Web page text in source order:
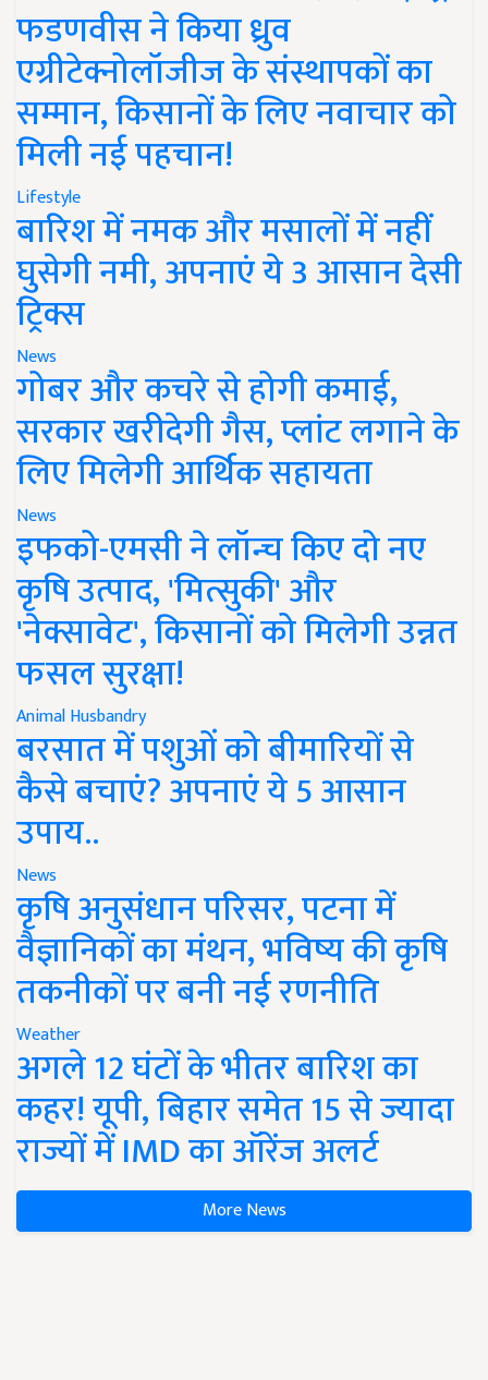
फडणवीस ने किया ध्रुव
एग्रीटेक्नोलॉजीज के संस्थापकों का
सम्मान, किसानों के लिए नवाचार को
मिली नई पहचान!
Lifestyle
बारिश में नमक और मसालों में नहीं
घुसेगी नमी, अपनाएं ये 3 आसान देसी
ट्रिक्स
News
गोबर और कचरे से होगी कमाई,
सरकार खरीदेगी गैस, प्लांट लगाने के
लिए मिलेगी आर्थिक सहायता
News
इफको-एमसी ने लॉन्च किए दो नए
कृषि उत्पाद, 'मित्सुकी' और
'नेक्सावेट', किसानों को मिलेगी उन्नत
फसल सुरक्षा!
Animal Husbandry
बरसात में पशुओं को बीमारियों से
कैसे बचाएं? अपनाएं ये 5 आसान
उपाय..
News
कृषि अनुसंधान परिसर, पटना में
वैज्ञानिकों का मंथन, भविष्य की कृषि
तकनीकों पर बनी नई रणनीति
Weather
अगले 12 घंटों के भीतर बारिश का
कहर! यूपी, बिहार समेत 15 से ज्यादा
राज्यों में IMD का ऑरेंज अलर्ट
More News